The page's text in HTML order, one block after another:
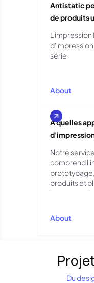
Antistatic
de produits
série
About
À quelles
Notre
comprend
produits et
About
Du